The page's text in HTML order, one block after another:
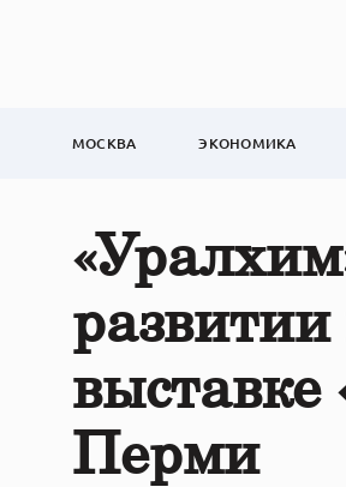
МОСКВА ЭКОНОМИКА
развитии
выставке
Перми